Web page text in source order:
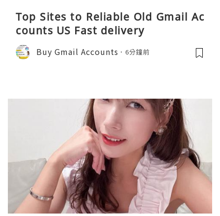
Top Sites to Reliable Old Gmail Ac
counts US Fast delivery
Buy Gmail Accounts 6分鐘前